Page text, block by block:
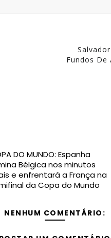
Fundos De
DO MUNDO: Espanha
Bélgica nos minutos
e enfrentará a França na
da Copa do Mundo
NENHUM COMENTÁRIO: